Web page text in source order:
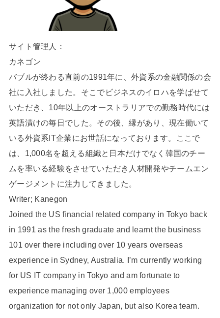
サイト管理人：
カネゴン
バブルが終わる直前の1991年に、外資系の金融関係の会
社に入社しました。そこでビジネスのイロハを学ばせて
いただき、10年以上のオーストラリアでの勤務時代には
英語漬けの毎日でした。その後、縁があり、現在働いて
いる外資系IT企業にお世話になっております。ここで
は、1,000名を超える組織と日本だけでなく韓国のチー
ムを率いる経験をさせていただき人材開発やチームエン
ゲージメントに注力してきました。
Writer; Kanegon
Joined the US financial related company in Tokyo back
in 1991 as the fresh graduate and learnt the business
101 over there including over 10 years overseas
experience in Sydney, Australia. I’m currently working
for US IT company in Tokyo and am fortunate to
experience managing over 1,000 employees
organization for not only Japan, but also Korea team.